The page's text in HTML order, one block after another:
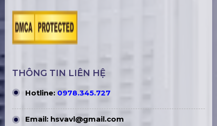
THÔNG TIN LIÊN HỆ
Hotline: 0978.345.727
Email: hsvavl@gmail.com